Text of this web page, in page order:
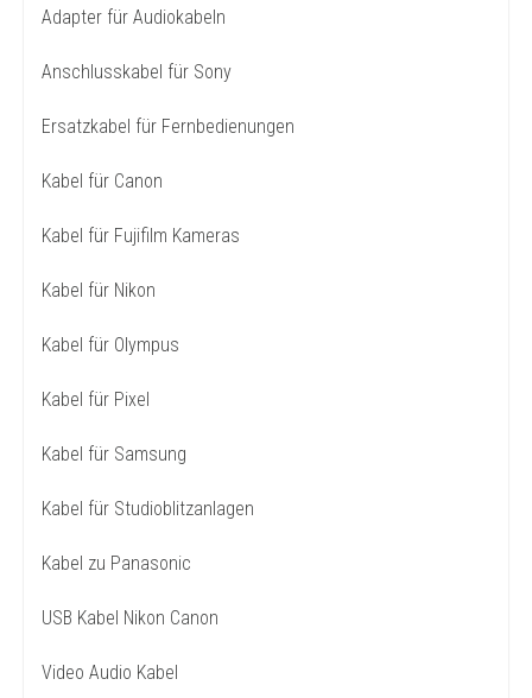
Adapter für Audiokabeln
Anschlusskabel für Sony
Ersatzkabel für Fernbedienungen
Kabel für Canon
Kabel für Fujifilm Kameras
Kabel für Nikon
Kabel für Olympus
Kabel für Pixel
Kabel für Samsung
Kabel für Studioblitzanlagen
Kabel zu Panasonic
USB Kabel Nikon Canon
Video Audio Kabel